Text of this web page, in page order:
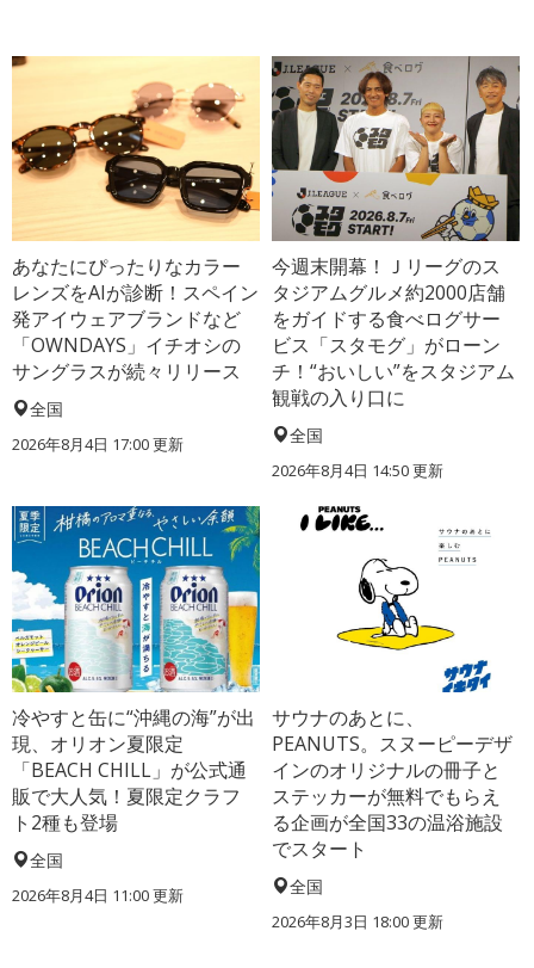
あなたにぴったりなカラー
レンズをAIが診断！スペイン
発アイウェアブランドなど
「OWNDAYS」イチオシの
サングラスが続々リリース
全国
2026年8月4日 17:00更新
今週末開幕！Ｊリーグのス
タジアムグルメ約2000店舗
をガイドする食べログサー
ビス「スタモグ」がローン
チ！“おいしい”をスタジアム
観戦の入り口に
全国
2026年8月4日 14:50更新
冷やすと缶に“沖縄の海”が出
現、オリオン夏限定
「BEACH CHILL」が公式通
販で大人気！夏限定クラフ
ト2種も登場
全国
2026年8月4日 11:00更新
サウナのあとに、
PEANUTS。スヌーピーデザ
インのオリジナルの冊子と
ステッカーが無料でもらえ
る企画が全国33の温浴施設
でスタート
全国
2026年8月3日 18:00更新